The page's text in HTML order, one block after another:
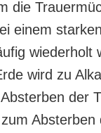
die
einem
wiederholt
wird zu
der
Absterben